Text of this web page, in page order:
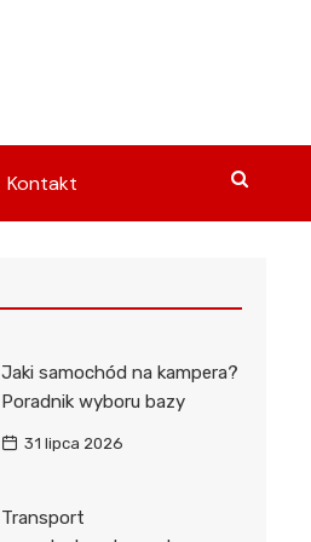
Kontakt
Jaki samochód na kampera?
Poradnik wyboru bazy
31 lipca 2026
Transport